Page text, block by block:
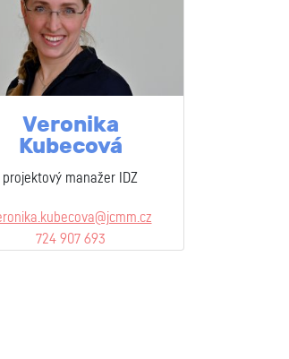
Veronika
Kubecová
projektový manažer IDZ
724 907 693